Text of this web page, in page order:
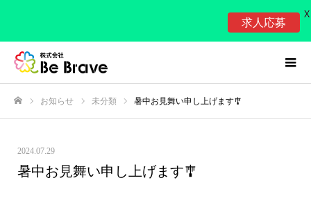
お知らせ 未分類 暑中お見舞い申し上げます🎐
2024.07.29
暑中お見舞い申し上げます🎐
求人応募
X